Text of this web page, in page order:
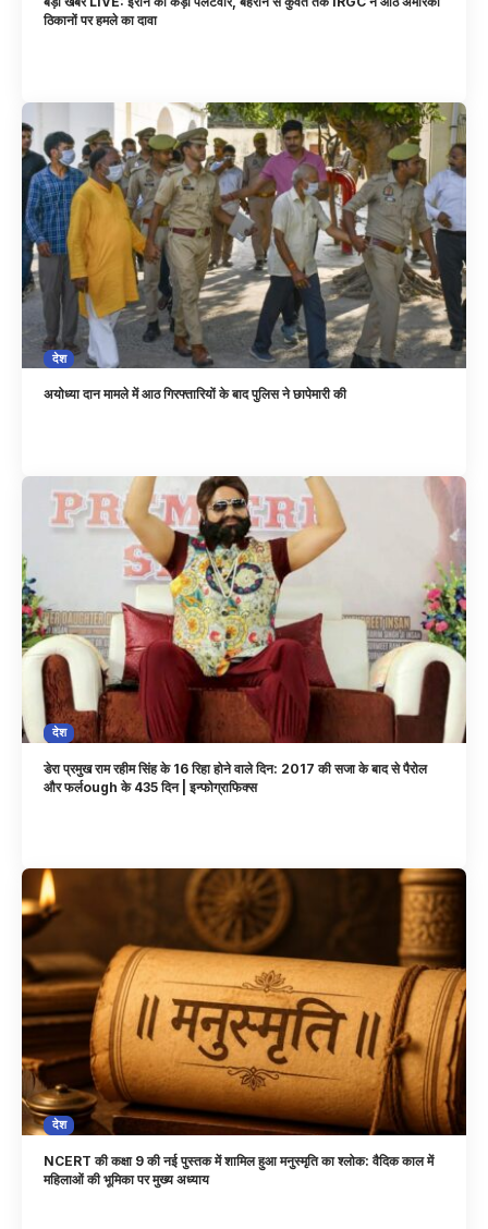
ठिकानों पर हमले का दावा
देश
अयोध्या दान मामले में आठ गिरफ्तारियों के बाद पुलिस ने छापेमारी की
देश
डेरा प्रमुख राम रहीम सिंह के 16 रिहा होने वाले दिन: 2017 की सजा के बाद से पैरोल
और फर्लough के 435 दिन | इन्फोग्राफिक्स
देश
NCERT की कक्षा 9 की नई पुस्तक में शामिल हुआ मनुस्मृति का श्लोक: वैदिक काल में
महिलाओं की भूमिका पर मुख्य अध्याय